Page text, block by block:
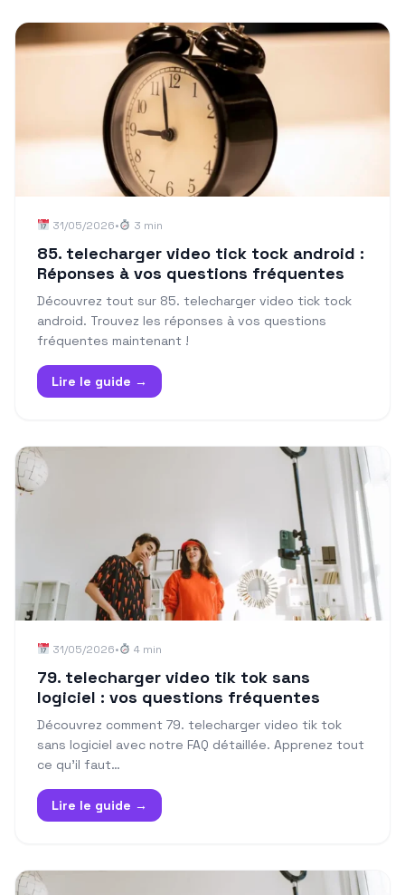
31/05/2026• 3 min
85. telecharger video tick tock android :
Réponses à vos questions fréquentes
Découvrez tout sur 85. telecharger video tick tock
android. Trouvez les réponses à vos questions
fréquentes maintenant !
Lire le guide →
31/05/2026• 4 min
79. telecharger video tik tok sans
logiciel : vos questions fréquentes
Découvrez comment 79. telecharger video tik tok
sans logiciel avec notre FAQ détaillée. Apprenez tout
ce qu'il faut…
Lire le guide →